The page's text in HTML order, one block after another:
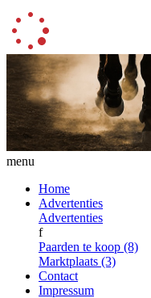
menu
Home
Advertenties
Advertenties
f
Paarden te koop (8)
Marktplaats (3)
Contact
Impressum